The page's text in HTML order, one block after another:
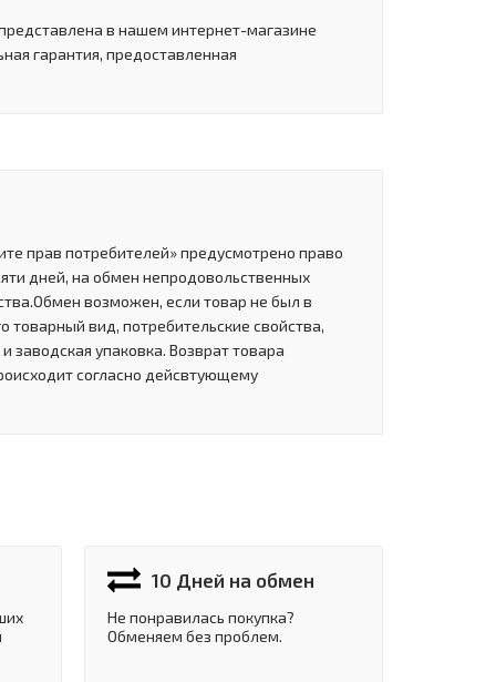
в нашем интернет-магазине
гарантия, предоставленная
прав потребителей» предусмотрено право
дней, на обмен непродовольственных
возможен, если товар не был в
товарный вид, потребительские свойства,
упаковка. Возврат товара
согласно дейсвтующему
10 Дней на обмен
Не понравилась покупка?
Обменяем без проблем.